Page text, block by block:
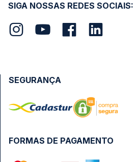
SIGA NOSSAS REDES SOCIAIS:
FORMAS DE PAGAMENTO
SEGURANÇA